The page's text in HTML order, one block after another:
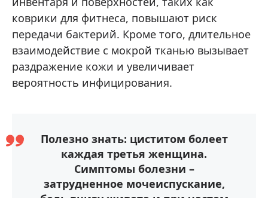
коврики для фитнеса, повышают риск
передачи бактерий. Кроме того, длительное
взаимодействие с мокрой тканью вызывает
раздражение кожи и увеличивает
вероятность инфицирования.
Полезно знать: циститом болеет
каждая третья женщина.
Симптомы болезни –
затрудненное мочеиспускание,